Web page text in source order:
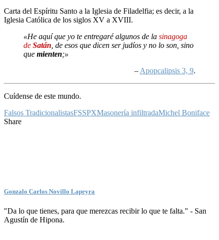
Carta del Espíritu Santo a la Iglesia de Filadelfia; es decir, a la
Iglesia Católica de los siglos XV a XVIII.
«He aquí que yo te entregaré algunos de la sinagoga
de Satán , de esos que dicen ser judíos y no lo son, sino
que mienten;»
– Apopcalipsis 3, 9.
Cuídense de este mundo.
Falsos TradicionalistasFSSPXMasonería infiltradaMichel Boniface
Share
Gonzalo Carlos Novillo Lapeyra
"Da lo que tienes, para que merezcas recibir lo que te falta." - San
Agustín de Hipona.